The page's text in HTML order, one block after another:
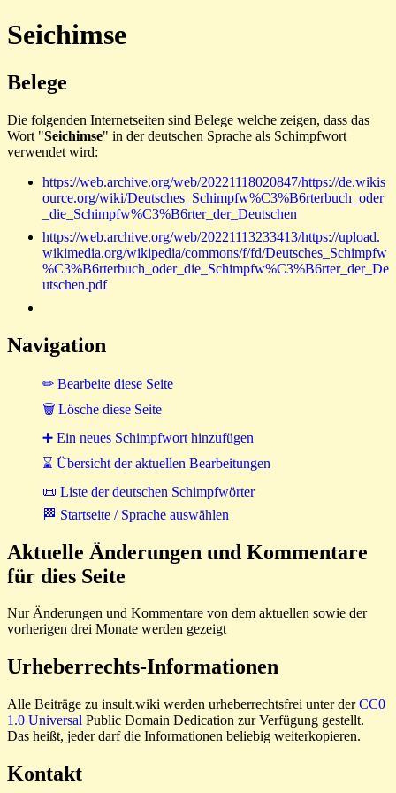
Seichimse
Belege
Die folgenden Internetseiten sind Belege welche zeigen, dass das
Wort "Seichimse" in der deutschen Sprache als Schimpfwort
verwendet wird:
https://web.archive.org/web/20221118020847/https://de.wikis
ource.org/wiki/Deutsches_Schimpfw%C3%B6rterbuch_oder
_die_Schimpfw%C3%B6rter_der_Deutschen
https://web.archive.org/web/20221113233413/https://upload.
wikimedia.org/wikipedia/commons/f/fd/Deutsches_Schimpfw
%C3%B6rterbuch_oder_die_Schimpfw%C3%B6rter_der_De
utschen.pdf
Navigation
✏ Bearbeite diese Seite
🗑 Lösche diese Seite
➕ Ein neues Schimpfwort hinzufügen
⌛ Übersicht der aktuellen Bearbeitungen
📜 Liste der deutschen Schimpfwörter
🏁 Startseite / Sprache auswählen
Aktuelle Änderungen und Kommentare
für dies Seite
Nur Änderungen und Kommentare von dem aktuellen sowie der
vorherigen drei Monate werden gezeigt
Urheberrechts-Informationen
Alle Beiträge zu insult.wiki werden urheberrechtsfrei unter derCC0
1.0 Universal Public Domain Dedication zur Verfügung gestellt.
Das heißt, jeder darf die Informationen beliebig weiterkopieren.
Kontakt